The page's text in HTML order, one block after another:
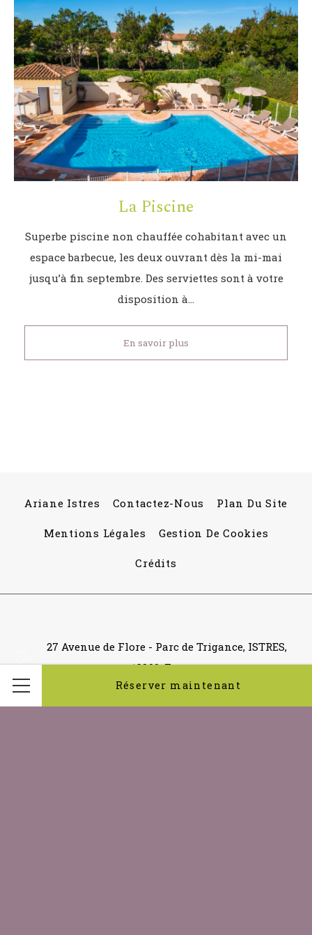
Menu
Réserver maintenant
La Piscine
Superbe piscine non chauffée cohabitant avec un
espace barbecue, les deux ouvrant dès la mi-mai
jusqu’à fin septembre. Des serviettes sont à votre
disposition à…
En savoir plus
Ariane Istres Contactez-Nous Plan Du Site
Mentions Légales Gestion De Cookies
Crédits
27 Avenue de Flore - Parc de Trigance, ISTRES,
13800, France